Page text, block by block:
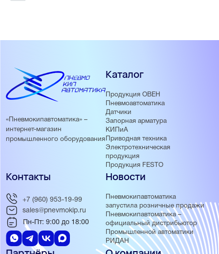
«Пневмокипавтоматика» –
интернет-магазин
промышленного оборудования
Каталог
Продукция ОВЕН
Пневмоавтоматика
Датчики
Запорная арматура
КИПиА
Приводная техника
Электротехническая
продукция
Продукция FESTO
Новости
Пневмокипавтоматика
запустила розничные продажи
Пневмокипавтоматика –
официальный дистрибьютор
Промышленной автоматики
РИДАН
Контакты
+7 (960) 953-19-99
sales@pnevmokip.ru
Пн-Пт: 9:00 до 18:00